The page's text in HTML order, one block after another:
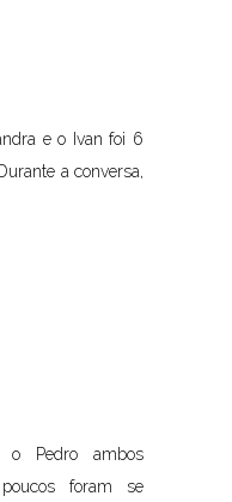
e o Ivan foi 6
a conversa,
o Pedro ambos
foram se